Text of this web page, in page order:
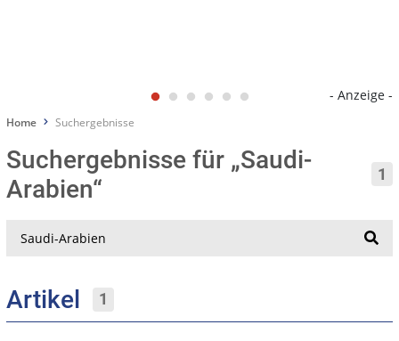
- Anzeige -
Home Suchergebnisse
Suchergebnisse für „Saudi-
Arabien“
1
Artikel 1